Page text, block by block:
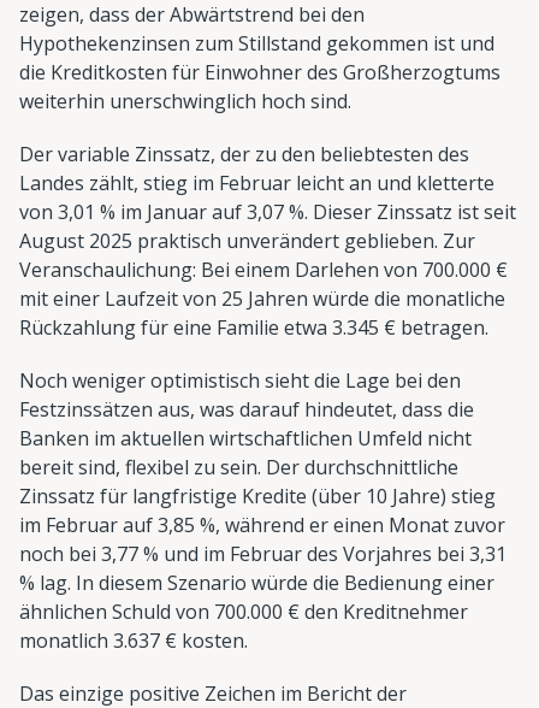
zeigen, dass der Abwärtstrend bei den
Hypothekenzinsen zum Stillstand gekommen ist und
die Kreditkosten für Einwohner des Großherzogtums
weiterhin unerschwinglich hoch sind.
Der variable Zinssatz, der zu den beliebtesten des
Landes zählt, stieg im Februar leicht an und kletterte
von 3,01 % im Januar auf 3,07 %. Dieser Zinssatz ist seit
August 2025 praktisch unverändert geblieben. Zur
Veranschaulichung: Bei einem Darlehen von 700.000 €
mit einer Laufzeit von 25 Jahren würde die monatliche
Rückzahlung für eine Familie etwa 3.345 € betragen.
Noch weniger optimistisch sieht die Lage bei den
Festzinssätzen aus, was darauf hindeutet, dass die
Banken im aktuellen wirtschaftlichen Umfeld nicht
bereit sind, flexibel zu sein. Der durchschnittliche
Zinssatz für langfristige Kredite (über 10 Jahre) stieg
im Februar auf 3,85 %, während er einen Monat zuvor
noch bei 3,77 % und im Februar des Vorjahres bei 3,31
% lag. In diesem Szenario würde die Bedienung einer
ähnlichen Schuld von 700.000 € den Kreditnehmer
monatlich 3.637 € kosten.
Das einzige positive Zeichen im Bericht der